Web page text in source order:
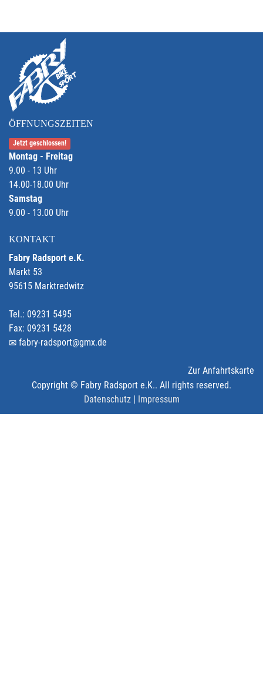
ÖFFNUNGSZEITEN
Jetzt geschlossen!
Montag - Freitag
9.00 - 13 Uhr
14.00-18.00 Uhr
Samstag
9.00 - 13.00 Uhr
KONTAKT
Fabry Radsport e.K.
Markt 53
95615 Marktredwitz
Tel.: 09231 5495
Fax: 09231 5428
fabry-radsport@gmx.de
Zur Anfahrtskarte
Copyright © Fabry Radsport e.K.. All rights reserved.
Datenschutz| Impressum